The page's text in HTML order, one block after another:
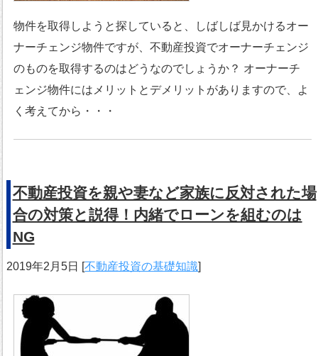
物件を取得しようと探していると、しばしば見かけるオー
ナーチェンジ物件ですが、不動産投資でオーナーチェンジ
のものを取得するのはどうなのでしょうか？ オーナーチ
ェンジ物件にはメリットとデメリットがありますので、よ
く考えてから・・・
不動産投資を親や妻など家族に反対された場
合の対策と説得！内緒でローンを組むのは
NG
2019年2月5日 [不動産投資の基礎知識]